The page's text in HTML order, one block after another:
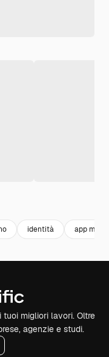
identità app
migliori lavori. Oltre
agenzie e studi.